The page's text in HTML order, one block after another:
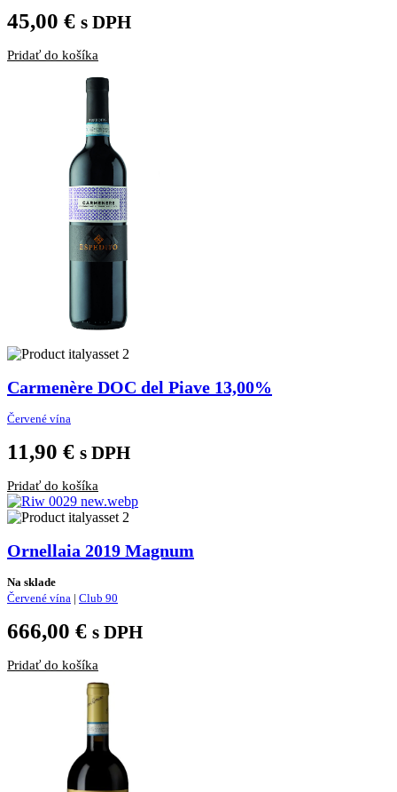
45,00 € s DPH
Pridať do košíka
Carmenère DOC del Piave 13,00%
Červené vína
11,90 € s DPH
Pridať do košíka
Ornellaia 2019 Magnum
Na sklade
Červené vína | Club 90
666,00 € s DPH
Pridať do košíka